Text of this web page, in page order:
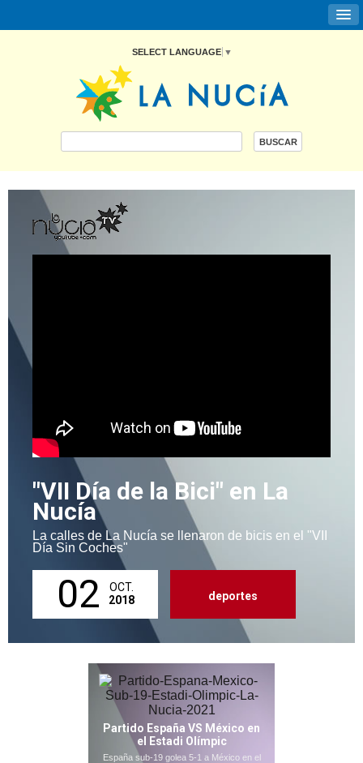
SELECT LANGUAGE ▼
"VII Día de la Bici" en La
Nucía
La calles de La Nucía se llenaron de bicis en el "VII
Día Sin Coches"
02
OCT.
2018
deportes
Partido España VS México en
el Estadi Olímpic
España sub-19 golea 5-1 a México en el